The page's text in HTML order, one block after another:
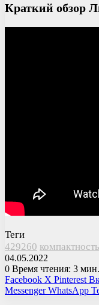
Краткий обзор
Теги
429260 компактность
04.05.2022
0 Время чтения: 3 мин.
Facebook X Pinterest
Messenger WhatsApp